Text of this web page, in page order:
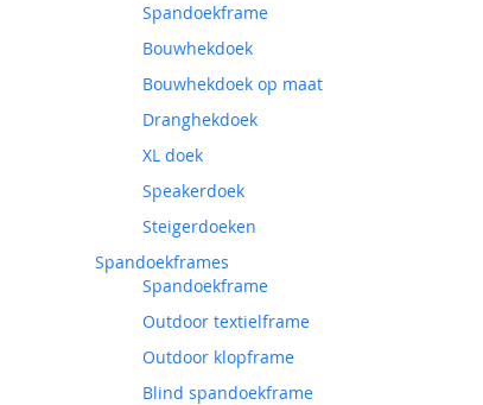
Spandoekframe
Bouwhekdoek
Bouwhekdoek op maat
Dranghekdoek
XL doek
Speakerdoek
Steigerdoeken
Spandoekframes
Spandoekframe
Outdoor textielframe
Outdoor klopframe
Blind spandoekframe